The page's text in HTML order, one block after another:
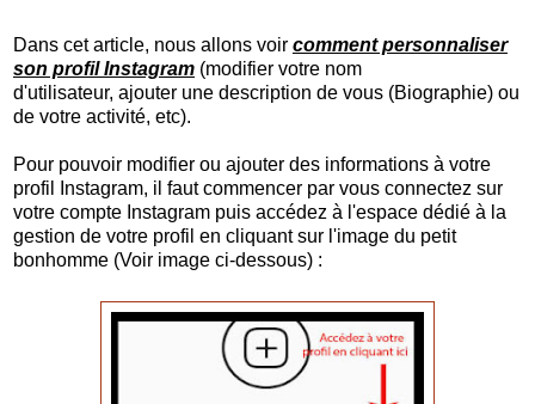
Dans cet article, nous allons voir comment personnaliser
son profil Instagram (modifier votre nom
d'utilisateur, ajouter une description de vous (Biographie) ou
de votre activité, etc).
Pour pouvoir modifier ou ajouter des informations à votre
profil Instagram, il faut commencer par vous connectez sur
votre compte Instagram puis accédez à l'espace dédié à la
gestion de votre profil en cliquant sur l'image du petit
bonhomme (Voir image ci-dessous) :